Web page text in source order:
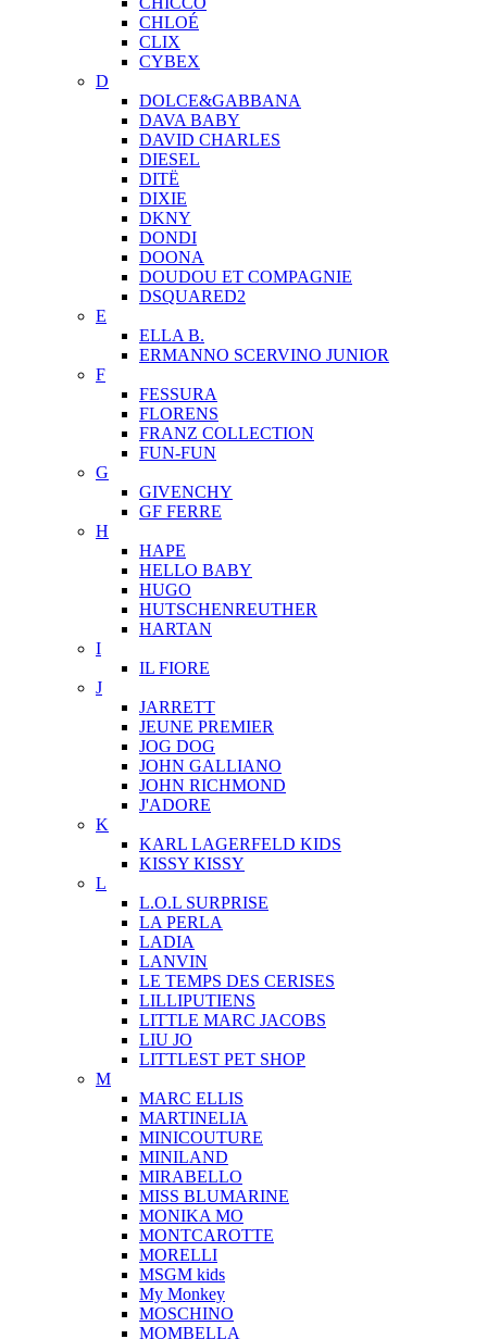
CHLOÉ
CLIX
CYBEX
D
DOLCE&GABBANA
DAVA BABY
DAVID CHARLES
DIESEL
DITЁ
DIXIE
DKNY
DONDI
DOONA
DOUDOU ET COMPAGNIE
DSQUARED2
E
ELLA B.
ERMANNO SCERVINO JUNIOR
F
FESSURA
FLORENS
FRANZ COLLECTION
FUN-FUN
G
GIVENCHY
GF FERRE
H
HAPE
HELLO BABY
HUGO
HUTSCHENREUTHER
HARTAN
I
IL FIORE
J
JARRETT
JEUNE PREMIER
JOG DOG
JOHN GALLIANO
JOHN RICHMOND
J'ADORE
K
KARL LAGERFELD KIDS
KISSY KISSY
L
L.O.L SURPRISE
LA PERLA
LADIA
LANVIN
LE TEMPS DES CERISES
LILLIPUTIENS
LITTLE MARC JACOBS
LIU JO
LITTLEST PET SHOP
M
MARC ELLIS
MARTINELIA
MINICOUTURE
MINILAND
MIRABELLO
MISS BLUMARINE
MONIKA MO
MONTCAROTTE
MORELLI
MSGM kids
My Monkey
MOSCHINO
MOMBELLA